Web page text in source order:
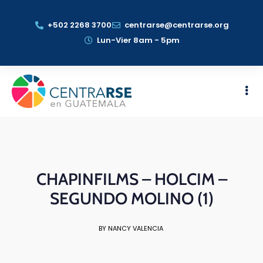
+502 2268 3700
centrarse@centrarse.org
Lun-Vier 8am - 5pm
CHAPINFILMS – HOLCIM –
SEGUNDO MOLINO (1)
BY NANCY VALENCIA